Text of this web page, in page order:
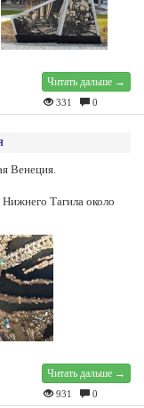
Читать дальше →
331
0
Венеция.
Тагила около
Читать дальше →
931
0